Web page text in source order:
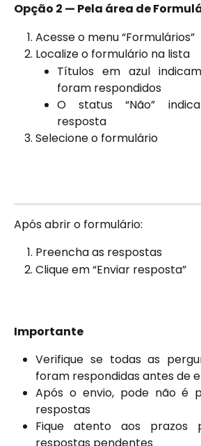
Opção 2 — Pela área de
Acesse o menu “Formulários”
Localize o formulário na lista
Títulos em azul
foram respondidos
O status “Não”
resposta
Selecione o formulário
Após abrir o formulário:
Preencha as respostas
Clique em “Enviar resposta”
Importante
Verifique se todas as
foram respondidas antes de
Após o envio, pode não é
respostas
Fique atento aos prazos